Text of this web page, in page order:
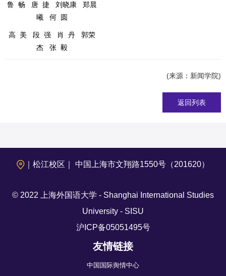
鲁 畅 唐 捷 刘晓康
郑晨
曦
何 圆
高 美 段 强 肖 丹
郭荣
杰
张 毅
(来源：新闻学院)
返回列表
｜松江校区｜ 中国上海市文翔路1550号（201620）
© 2022 上海外国语大学 - Shanghai International Studies
University - SISU
沪ICP备05051495号
友情链接
中国国际舆情中心